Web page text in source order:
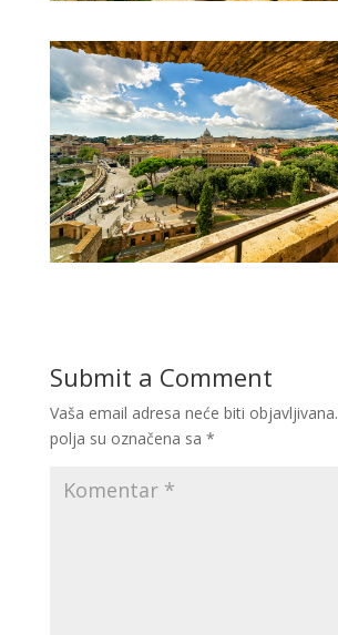
Submit a Comment
Vaša email adresa neće biti objavljivana.
polja su označena sa *